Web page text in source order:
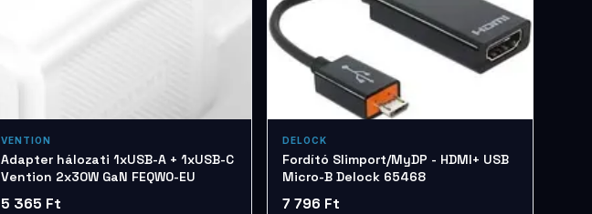
VENTION
Adapter hálozati 1xUSB-A + 1xUSB-C
Vention 2x30W GaN FEQW0-EU
5 365 Ft
DELOCK
Fordító Slimport/MyDP - HDMI+ USB
Micro-B Delock 65468
7 796 Ft